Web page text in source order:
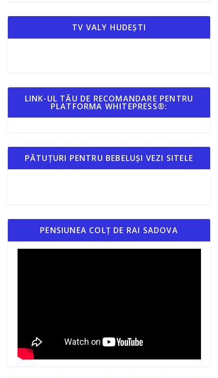
TV VALY HUDEȘTI
LINK-UL TĂU DE RECOMANDARE PENTRU
PLATFORMA WHITEPRESS®:
PĂTUȚURI PENTRU BEBELUȘI VEZI SITELE
PENSIUNEA COLȚ DE RAI SADOVA